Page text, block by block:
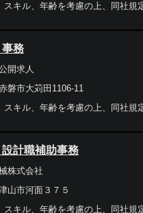
スキル、年齢を考慮の上、同社規
事務
開求人
磐市大苅田1106-11
スキル、年齢を考慮の上、同社規
設計職補助事務
株式会社
山市河面３７５
スキル、年齢を考慮の上、同社規